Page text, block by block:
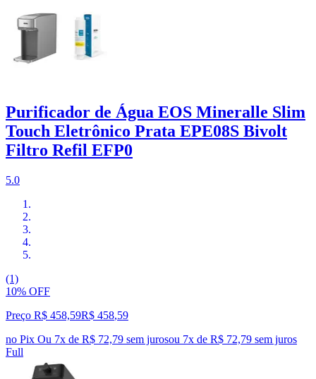
Purificador de Água EOS Mineralle Slim
Touch Eletrônico Prata EPE08S Bivolt
Filtro Refil EFP0
5.0
(1)
10% OFF
Preço R$ 458,59R$ 458,59
no Pix Ou 7x de R$ 72,79 sem jurosou 7x de R$ 72,79 sem juros
Full